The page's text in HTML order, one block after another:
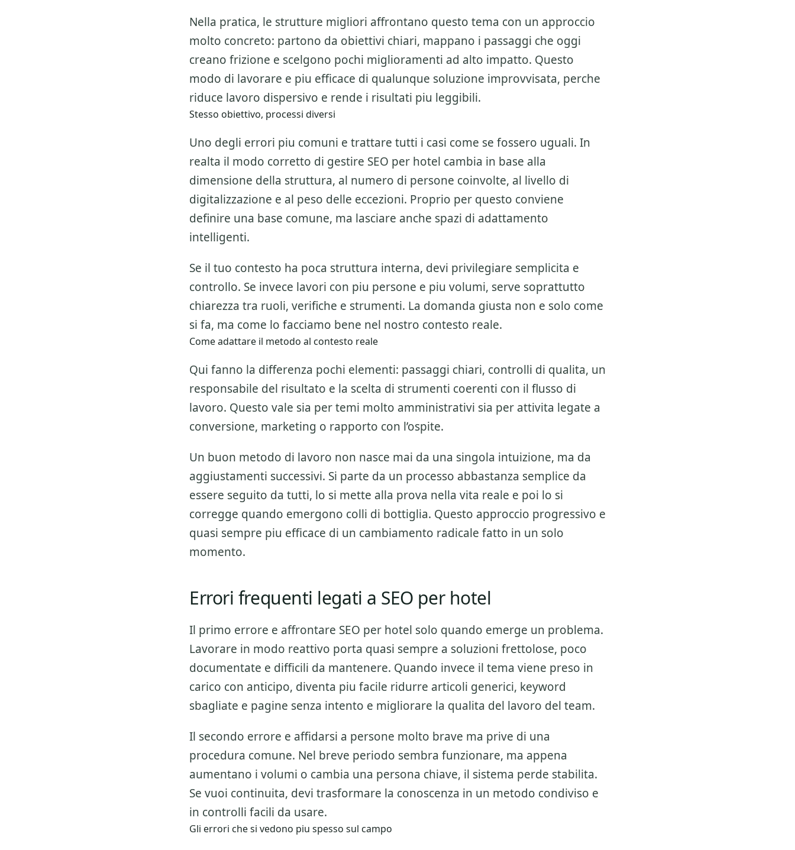
Nella pratica, le strutture migliori affrontano questo tema con un approccio
molto concreto: partono da obiettivi chiari, mappano i passaggi che oggi
creano frizione e scelgono pochi miglioramenti ad alto impatto. Questo
modo di lavorare e piu efficace di qualunque soluzione improvvisata, perche
riduce lavoro dispersivo e rende i risultati piu leggibili.
Stesso obiettivo, processi diversi
Uno degli errori piu comuni e trattare tutti i casi come se fossero uguali. In
realta il modo corretto di gestire SEO per hotel cambia in base alla
dimensione della struttura, al numero di persone coinvolte, al livello di
digitalizzazione e al peso delle eccezioni. Proprio per questo conviene
definire una base comune, ma lasciare anche spazi di adattamento
intelligenti.
Se il tuo contesto ha poca struttura interna, devi privilegiare semplicita e
controllo. Se invece lavori con piu persone e piu volumi, serve soprattutto
chiarezza tra ruoli, verifiche e strumenti. La domanda giusta non e solo come
si fa, ma come lo facciamo bene nel nostro contesto reale.
Come adattare il metodo al contesto reale
Qui fanno la differenza pochi elementi: passaggi chiari, controlli di qualita, un
responsabile del risultato e la scelta di strumenti coerenti con il flusso di
lavoro. Questo vale sia per temi molto amministrativi sia per attivita legate a
conversione, marketing o rapporto con l’ospite.
Un buon metodo di lavoro non nasce mai da una singola intuizione, ma da
aggiustamenti successivi. Si parte da un processo abbastanza semplice da
essere seguito da tutti, lo si mette alla prova nella vita reale e poi lo si
corregge quando emergono colli di bottiglia. Questo approccio progressivo e
quasi sempre piu efficace di un cambiamento radicale fatto in un solo
momento.
Errori frequenti legati a SEO per hotel
Il primo errore e affrontare SEO per hotel solo quando emerge un problema.
Lavorare in modo reattivo porta quasi sempre a soluzioni frettolose, poco
documentate e difficili da mantenere. Quando invece il tema viene preso in
carico con anticipo, diventa piu facile ridurre articoli generici, keyword
sbagliate e pagine senza intento e migliorare la qualita del lavoro del team.
Il secondo errore e affidarsi a persone molto brave ma prive di una
procedura comune. Nel breve periodo sembra funzionare, ma appena
aumentano i volumi o cambia una persona chiave, il sistema perde stabilita.
Se vuoi continuita, devi trasformare la conoscenza in un metodo condiviso e
in controlli facili da usare.
Gli errori che si vedono piu spesso sul campo